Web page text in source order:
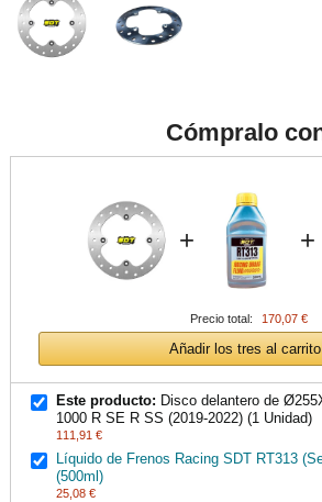
Cómpralo
+ +
Precio total: 170,07 €
Añadir los tres al carrito
Este producto: Disco delantero de
1000 R SE R SS (2019-2022) (1 Unidad)
111,91 €
Líquido de Frenos Racing SDT RT313
(500ml)
25,08 €